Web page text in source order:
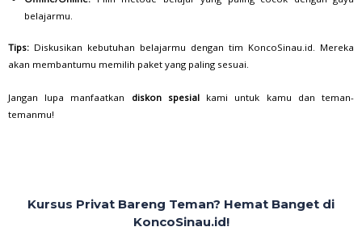
belajarmu.
Tips: Diskusikan kebutuhan belajarmu dengan tim KoncoSinau.id. Mereka
akan membantumu memilih paket yang paling sesuai.
Jangan lupa manfaatkan diskon spesialkami untuk kamu dan teman-
temanmu!
Kursus Privat Bareng Teman? Hemat Banget di
KoncoSinau.id!